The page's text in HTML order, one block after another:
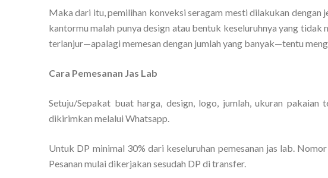
Maka dari itu, pemilihan konveksi seragam mesti dilakukan dengan
kantormu malah punya design atau bentuk keseluruhnya yang
terlanjur—apalagi memesan dengan jumlah yang banyak—tentu
Cara Pemesanan Jas Lab
Setuju/Sepakat buat harga, design, logo, jumlah, ukuran
dikirimkan melalui Whatsapp.
Untuk DP minimal 30% dari keseluruhan pemesanan jas lab.
Pesanan mulai dikerjakan sesudah DP di transfer.